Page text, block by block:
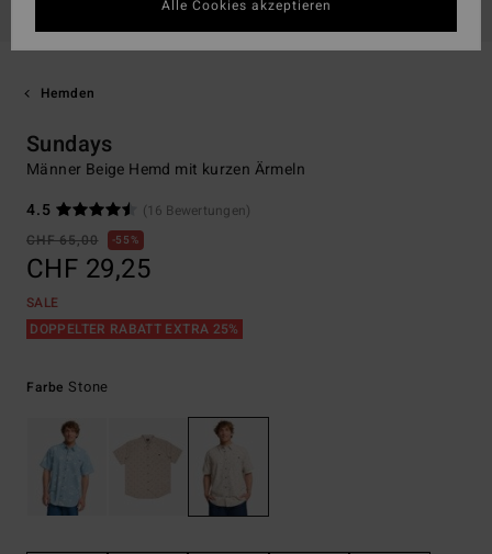
Hemden
Sundays
Männer Beige Hemd mit kurzen Ärmeln
4.5
(16 Bewertungen)
CHF 65,00
55%
CHF 29,25
SALE
DOPPELTER RABATT EXTRA 25%
Farbe Stone
Alle Cookies akzeptieren